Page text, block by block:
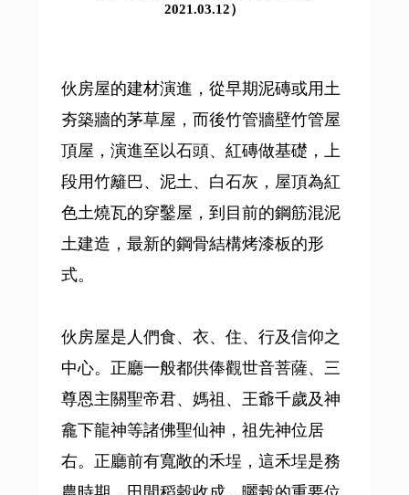
2021.03.12）
伙房屋的建材演進，從早期泥磚或用土
夯築牆的茅草屋，而後竹管牆壁竹管屋
頂屋，演進至以石頭、紅磚做基礎，上
段用竹籬巴、泥土、白石灰，屋頂為紅
色土燒瓦的穿鑿屋，到目前的鋼筋混泥
土建造，最新的鋼骨結構烤漆板的形
式。
伙房屋是人們食、衣、住、行及信仰之
中心。正廳一般都供俸觀世音菩薩、三
尊恩主關聖帝君、媽祖、王爺千歲及神
龕下龍神等諸佛聖仙神，祖先神位居
右。正廳前有寬敞的禾埕，這禾埕是務